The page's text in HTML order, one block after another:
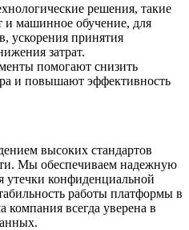
решения, такие
и машинное обучение, для
ускорения принятия
затрат.
помогают снизить
и повышают эффективность
высоких стандартов
Мы обеспечиваем надежную
утечки конфиденциальной
работы платформы в
всегда уверена в